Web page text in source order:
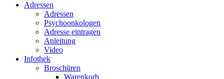
Adressen
Adressen
Psychoonkologen
Adresse eintragen
Anleitung
Video
Infothek
Broschüren
Warenkorb